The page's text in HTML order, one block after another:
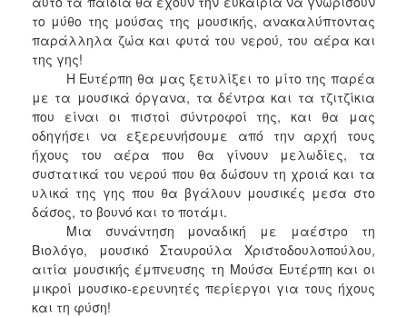
ΔΗΜΟΣ
ΠΟΛΙΤΙΣΜΟΣ
ΑΝΘΕΚΤΙΚΗ
ΠΟΛΗ
το μύθο της μούσας της μουσικής, ανακαλύπτοντας
παράλληλα ζώα και φυτά του νερού, του αέρα και
της γης!
Η Ευτέρπη θα μας ξετυλίξει το μίτο της παρέα
με τα μουσικά όργανα, τα δέντρα και τα τζιτζίκια
που είναι οι πιστοί σύντροφοί της, και θα μας
οδηγήσει να εξερευνήσουμε από την αρχή τους
ήχους του αέρα που θα γίνουν μελωδίες, τα
συστατικά του νερού που θα δώσουν τη χροιά και τα
υλικά της γης που θα βγάλουν μουσικές μεσα στο
δάσος, το βουνό και το ποτάμι.
Μια συνάντηση μοναδική με μαέστρο τη
Βιολόγο, μουσικό Σταυρούλα Χριστοδουλοπούλου,
αιτία μουσικής έμπνευσης τη Μούσα Ευτέρπη και οι
μικροί μουσικο-ερευνητές περίεργοι για τους ήχους
και τη φύση!